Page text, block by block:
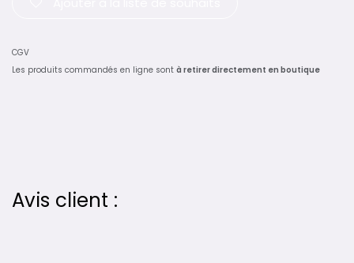
CGV
Les produits commandés en ligne sont à retirer directement en boutique
Avis client :